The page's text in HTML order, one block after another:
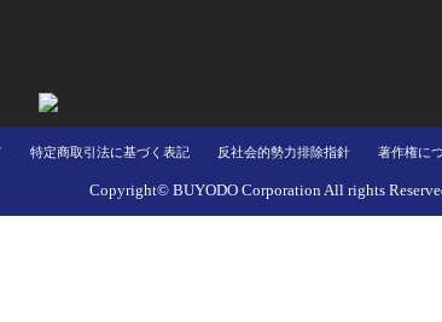
特定商取引法に基づく表記 反社会的勢力排除指針 著作権に
Copyright© BUYODO Corporation All rights